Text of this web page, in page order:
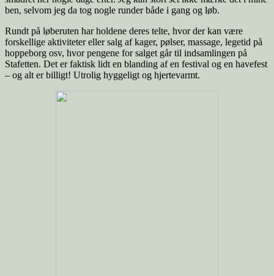
ben, selvom jeg da tog nogle runder både i gang og løb.
Rundt på løberuten har holdene deres telte, hvor der kan være
forskellige aktiviteter eller salg af kager, pølser, massage, legetid på
hoppeborg osv, hvor pengene for salget går til indsamlingen på
Stafetten. Det er faktisk lidt en blanding af en festival og en havefest
– og alt er billigt! Utrolig hyggeligt og hjertevarmt.